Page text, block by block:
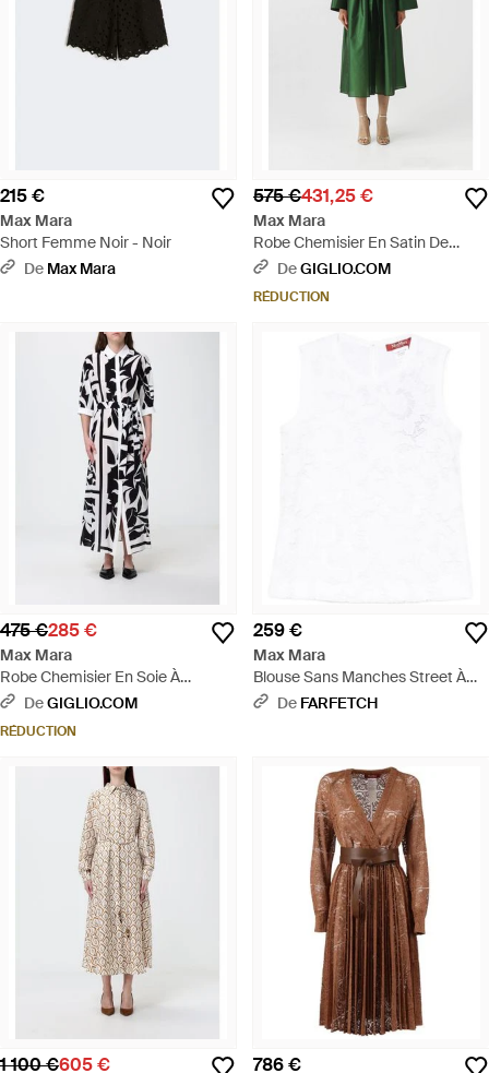
215 €
Max Mara
Short Femme Noir - Noir
De Max Mara
575 €431,25 €
Max Mara
Robe Chemisier En Satin De
Mélange De Soie - Vert
DeGIGLIO.COM
RÉDUCTION
475 €285 €
Max Mara
Robe Chemisier En Soie À
Imprimé Floral - Blanc
DeGIGLIO.COM
RÉDUCTION
259 €
Max Mara
Blouse Sans Manches Street À
Fleurs En Dentelle - Blanc
De FARFETCH
1 100 €605 € 786 €